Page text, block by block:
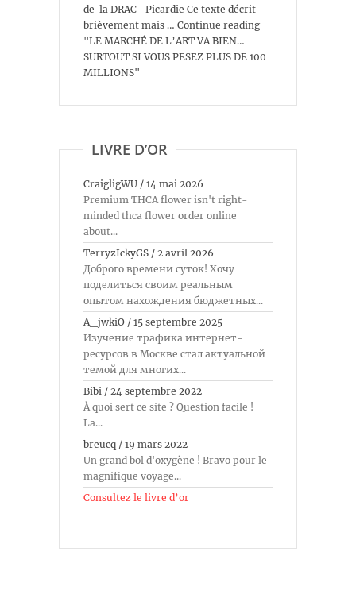
de la DRAC -Picardie Ce texte décrit
brièvement mais … Continue reading
"LE MARCHÉ DE L’ART VA BIEN…
SURTOUT SI VOUS PESEZ PLUS DE 100
MILLIONS"
LIVRE D’OR
CraigligWU / 14 mai 2026
Premium THCA flower isn't right-
minded thca flower order online
about...
TerryzIckyGS / 2 avril 2026
Доброго времени суток! Хочу
поделиться своим реальным
опытом нахождения бюджетных...
A_jwkiO / 15 septembre 2025
Изучение трафика интернет-
ресурсов в Москве стал актуальной
темой для многих...
Bibi / 24 septembre 2022
À quoi sert ce site ? Question facile !
La...
breucq / 19 mars 2022
Un grand bol d'oxygène ! Bravo pour le
magnifique voyage...
Consultez le livre d’or